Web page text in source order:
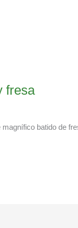
fresa
batido de